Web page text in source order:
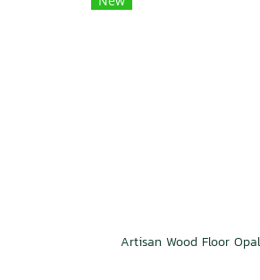
Artisan Wood Floor